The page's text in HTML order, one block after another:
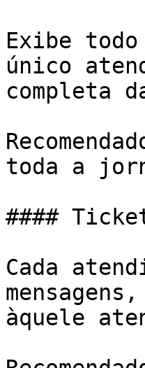
Exibe
único
completa
toda a
####
Cada
àquele